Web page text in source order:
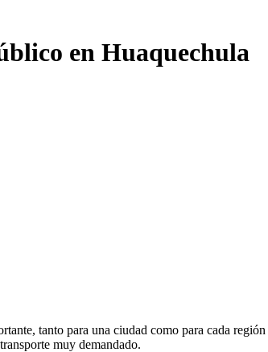
en Huaquechula
tanto para una ciudad como para cada
muy demandado.